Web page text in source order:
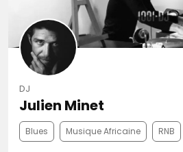
DJ
Julien Minet
Blues Musique Africaine RNB